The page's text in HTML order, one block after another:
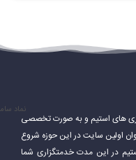
منحصر به فرد خود است.
بازیکنان باید مهارت‌های
و مدیریت منابع را برای
شهریور ۱۳۹۴ در حوزه بازی های استیم و به صورت تخصصی
خود را به عنوان اولین سایت در این حوزه شروع
در این مدت خدمتگزاری شما
نماد